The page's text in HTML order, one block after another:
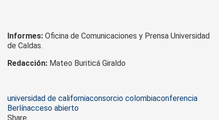
Informes: Oficina de Comunicaciones y Prensa Universidad
de Caldas.
Redacción: Mateo Buriticá Giraldo
Tags
universidad de californiaconsorcio colombiaconferencia
Berlínacceso abierto
Share